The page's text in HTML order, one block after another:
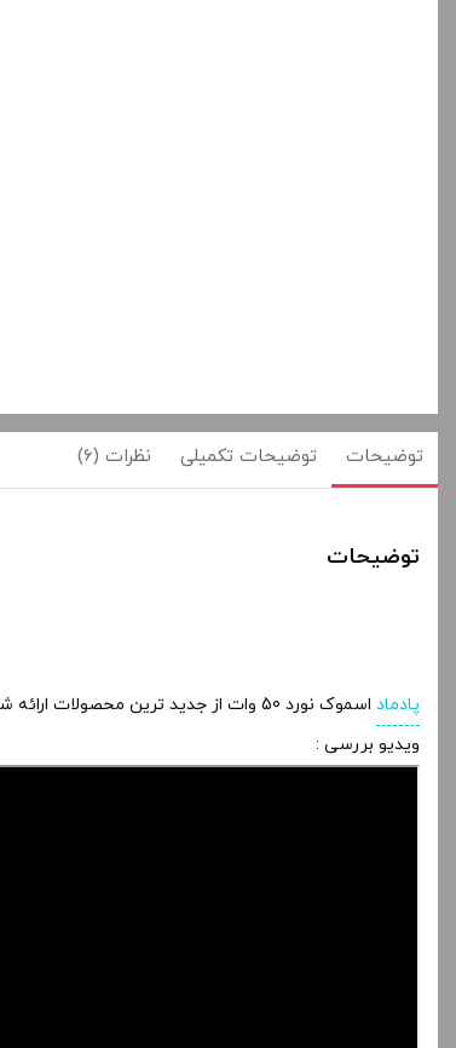
توضیحات توضیحات تکمیلی نظرات (6)
توضیحات
پادماد اسموک نورد 50 وات از جدید ترین محصولات ارائه شده کمپانی بسیار مشهور
ویدیو بررسی :